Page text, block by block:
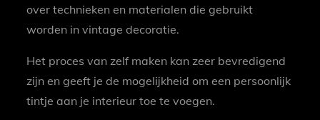
over technieken en materialen die gebruikt
worden in vintage decoratie.
Het proces van zelf maken kan zeer bevredigend
zijn en geeft je de mogelijkheid om een persoonlijk
tintje aan je interieur toe te voegen.